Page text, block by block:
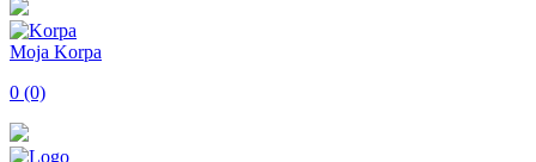
Moja Korpa
0 (0)